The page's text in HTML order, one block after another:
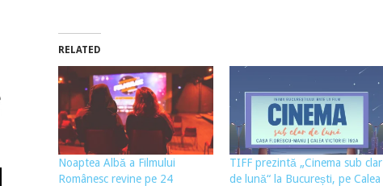
RELATED
Noaptea Albă a Filmului
Românesc revine pe 24
TIFF prezintă „Cinema sub clar
de lună“ la București, pe Calea